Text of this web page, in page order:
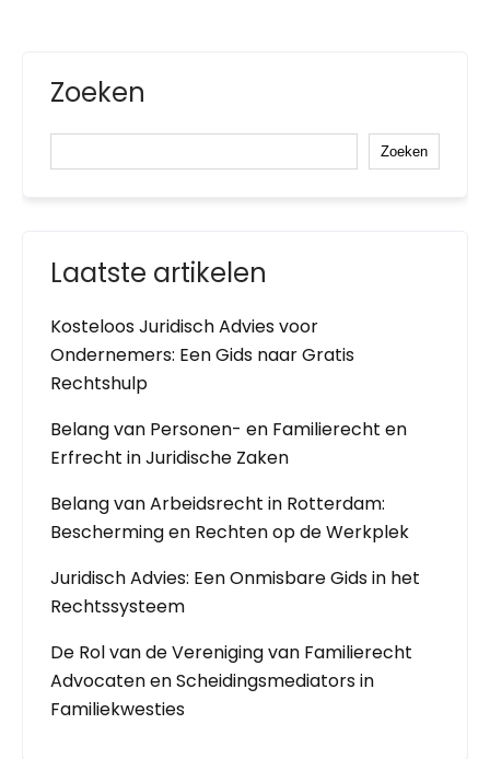
Zoeken
Zoeken
Laatste artikelen
Kosteloos Juridisch Advies voor
Ondernemers: Een Gids naar Gratis
Rechtshulp
Belang van Personen- en Familierecht en
Erfrecht in Juridische Zaken
Belang van Arbeidsrecht in Rotterdam:
Bescherming en Rechten op de Werkplek
Juridisch Advies: Een Onmisbare Gids in het
Rechtssysteem
De Rol van de Vereniging van Familierecht
Advocaten en Scheidingsmediators in
Familiekwesties